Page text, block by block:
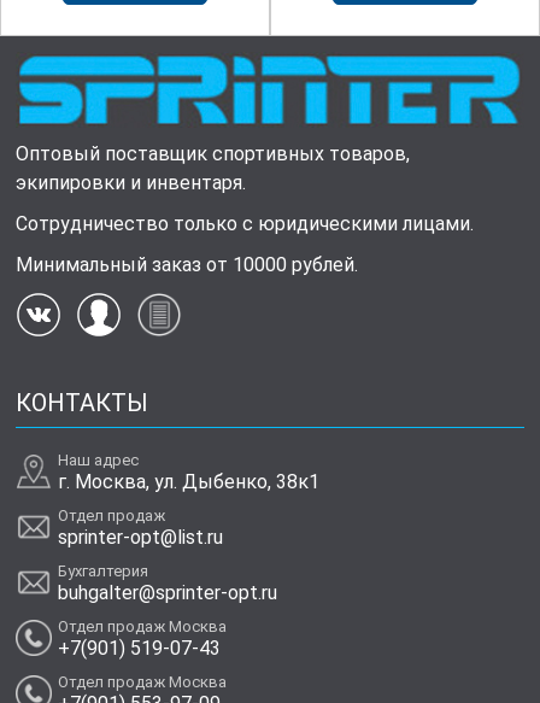
Оптовый поставщик спортивных товаров,
экипировки и инвентаря.
Сотрудничество только с юридическими лицами.
Минимальный заказ от 10000 рублей.
КОНТАКТЫ
Наш адрес
г. Москва, ул. Дыбенко, 38к1
Отдел продаж
sprinter-opt@list.ru
Бухгалтерия
buhgalter@sprinter-opt.ru
Отдел продаж Москва
+7(901) 519-07-43
Отдел продаж Москва